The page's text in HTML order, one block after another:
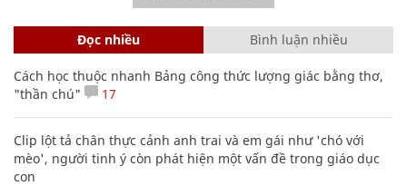
Đọc nhiều Bình luận nhiều
Cách học thuộc nhanh Bảng công thức lượng giác bằng thơ,
"thần chú"
17
Clip lột tả chân thực cảnh anh trai và em gái như 'chó với
mèo', người tinh ý còn phát hiện một vấn đề trong giáo dục
con